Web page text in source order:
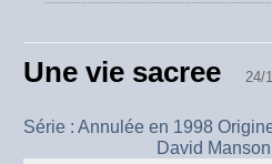
Une vie sacree 24/
Série : Annulée en 1998
David Manson